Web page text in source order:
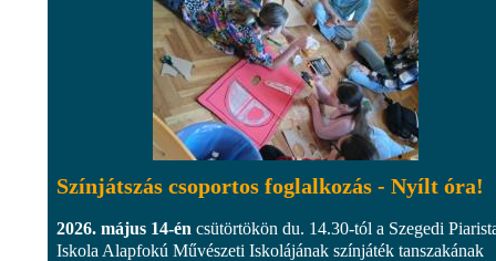
Színjátszás csoportos foglalkozás - Nyílt óra!
2026. május 14-én csütörtökön du. 14.30-tól a Szegedi
Iskola Alapfokú Művészeti Iskolájának színjáték tanszakának